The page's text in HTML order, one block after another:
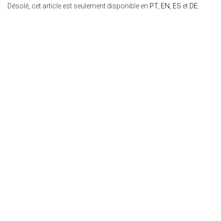
Désolé, cet article est seulement disponible en PT, EN ES et DE